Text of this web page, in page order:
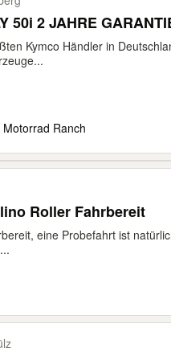
50i 2 JAHRE
Kymco Händler in
Motorrad Ranch
Roller Fahrbereit
eine Probefahrt ist